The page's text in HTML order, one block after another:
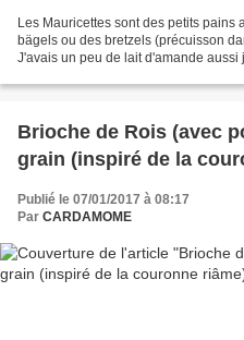
Les Mauricettes sont des petits pains
bägels ou des bretzels (précuisson
J'avais un peu de lait d'amande aussi
Brioche de Rois (avec poolish), au sucre en
Publié le 07/01/2017 à 08:17
Par CARDAMOME